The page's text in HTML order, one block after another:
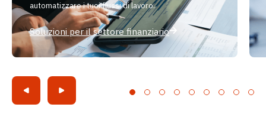
automatizzare i tuoi flussi di lavoro.
Soluzioni per il settore finanziario